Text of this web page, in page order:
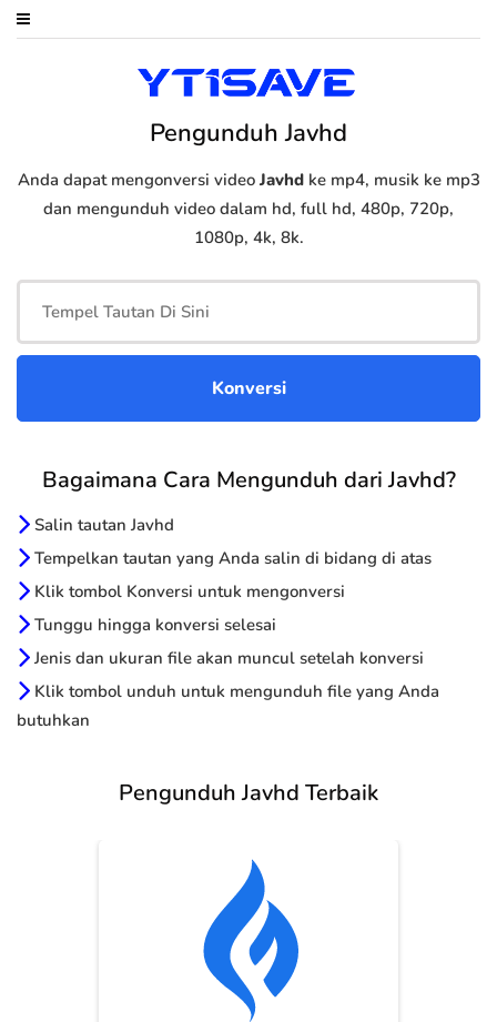
Pengunduh Javhd
Anda dapat mengonversi videoJavhdke mp4, musik ke mp3
dan mengunduh video dalam hd, full hd, 480p, 720p,
1080p, 4k, 8k.
Bagaimana Cara Mengunduh dari Javhd?
Salin tautan Javhd
Tempelkan tautan yang Anda salin di bidang di atas
Klik tombol Konversi untuk mengonversi
Tunggu hingga konversi selesai
Jenis dan ukuran file akan muncul setelah konversi
Klik tombol unduh untuk mengunduh file yang Anda
butuhkan
Pengunduh Javhd Terbaik